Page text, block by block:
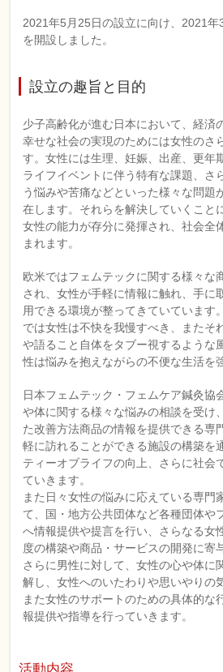
2021年5月25日の設立に向け、2021年
を開設しました。
設立の趣旨と目的
少子高齢化が進む日本において、経済
幸せな社会の実現のためには女性のさ
す。女性には生理、妊娠、出産、更年
ライフイベントに伴う特有な課題、さ
う悩みや苦痛などといった様々な問題
在します。それらを解決していくこと
女性の能力が存分に発揮され、社会全
まれます。
欧米ではフェムテックに関する様々な
され、女性が手軽に情報に触れ、手に
用できる環境が整ってきていています
では女性は不快を我慢すべき、またそ
や語ること自体をタブー視するような
性は悩みを抱えながらの不便な生活を
日本フェムテック・フェムケア鍼灸協
や体に関する様々な悩みの相談を受け
た改善方法商品の情報を提供できる専
軽に訪れることができる施設の構築を
ティーオブライフの向上、さらに社会
ていきます。
また日々女性の悩みに応えている専門
て、国・地方公共団体など各種団体や
へ情報提供や提言を行い、さらなる女
度の構築や商品・サービスの開発に寄
さらに男性に対して、女性の心や体に
解し、女性へのいたわりや思いやりの
また女性のサポートのための具体的な
報提供や指導を行っていきます。